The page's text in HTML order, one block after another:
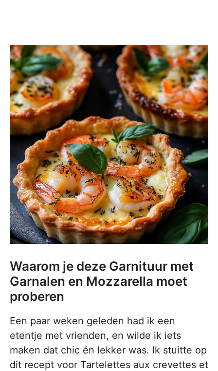
Waarom je deze Garnituur met
Garnalen en Mozzarella moet
proberen
Een paar weken geleden had ik een
etentje met vrienden, en wilde ik iets
maken dat chic én lekker was. Ik stuitte op
dit recept voor Tartelettes aux crevettes et